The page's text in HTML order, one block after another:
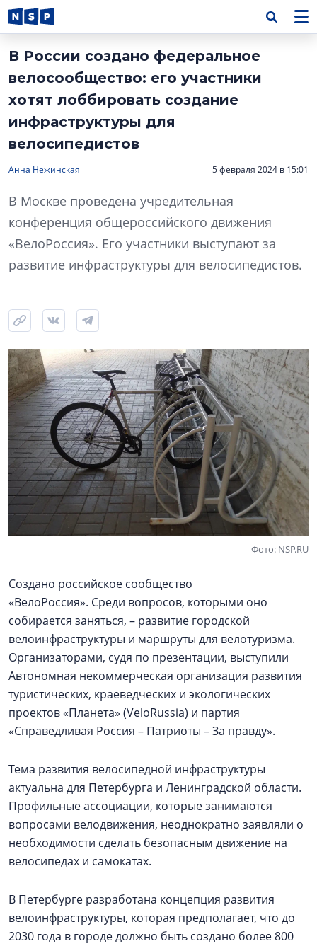
В России создано федеральное
велосообщество: его участники
хотят лоббировать создание
инфраструктуры для
велосипедистов
Анна Нежинская 5 февраля 2024 в 15:01
В Москве проведена учредительная
конференция общероссийского движения
«ВелоРоссия». Его участники выступают за
развитие инфраструктуры для велосипедистов.
Фото: NSP.RU
Создано российское сообщество
«ВелоРоссия». Среди вопросов, которыми оно
собирается заняться, – развитие городской
велоинфраструктуры и маршруты для велотуризма.
Организаторами, судя по презентации, выступили
Автономная некоммерческая организация развития
туристических, краеведческих и экологических
проектов «Планета» (VeloRussia) и партия
«Справедливая Россия – Патриоты – За правду».
Тема развития велосипедной инфраструктуры
актуальна для Петербурга и Ленинградской области.
Профильные ассоциации, которые занимаются
вопросами велодвижения, неоднократно заявляли о
необходимости сделать безопасным движение на
велосипедах и самокатах.
В Петербурге разработана концепция развития
велоинфраструктуры, которая предполагает, что до
2030 года в городе должно быть создано более 800